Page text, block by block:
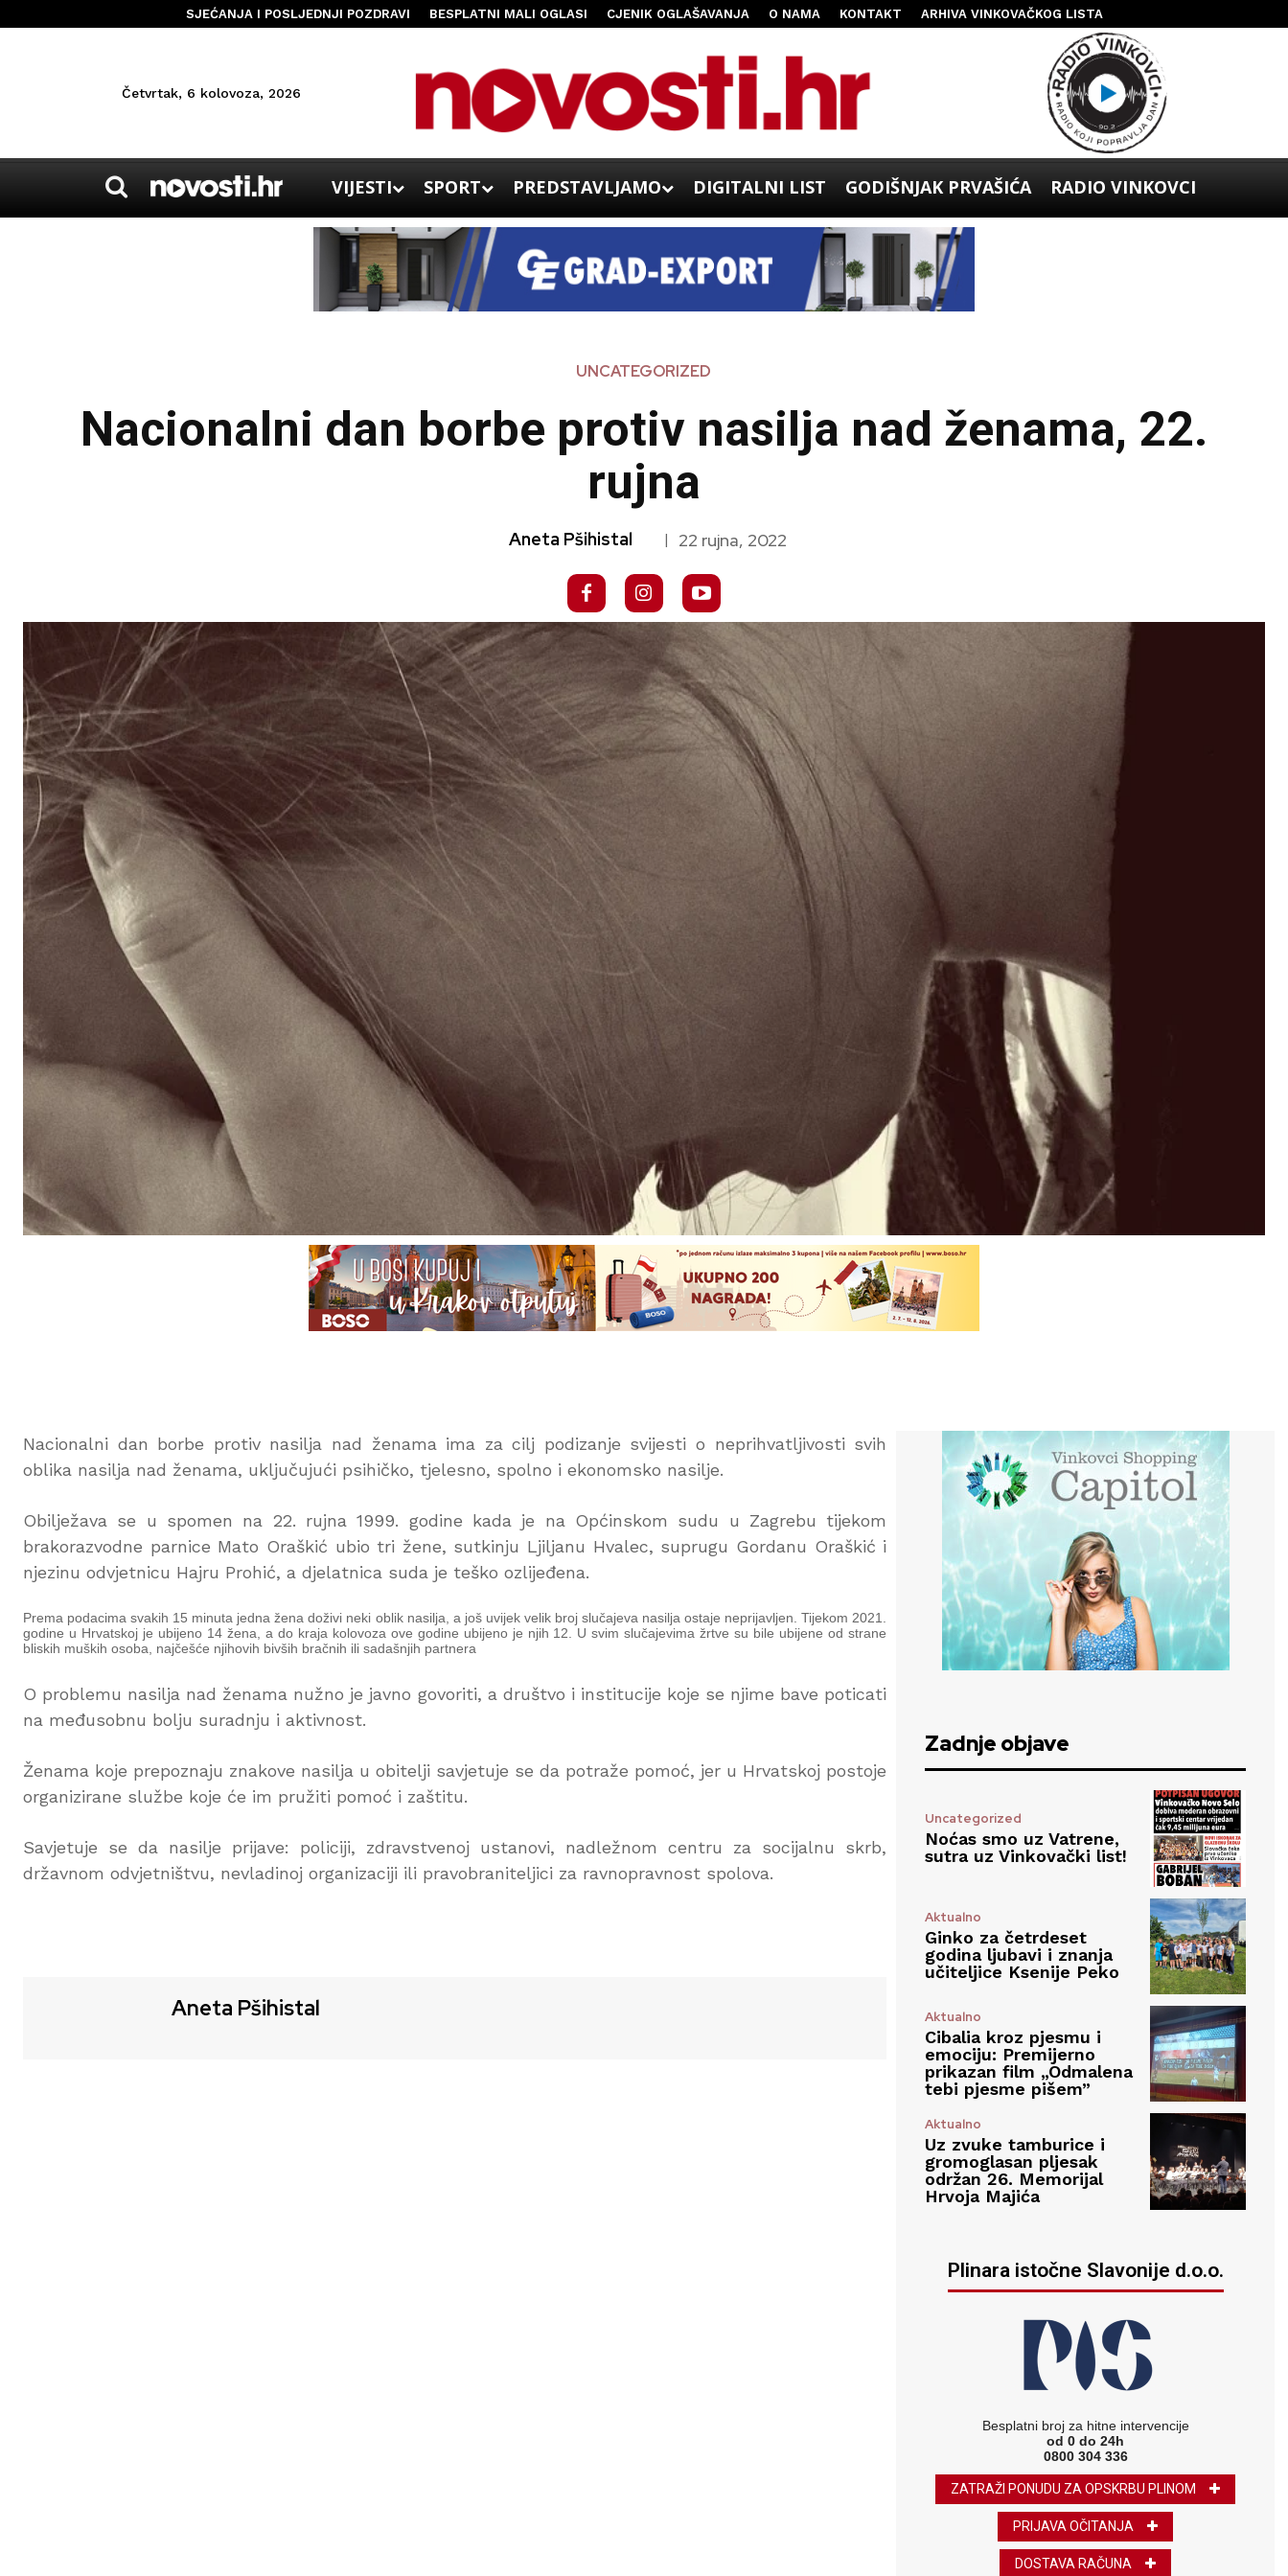
SJEĆANJA I POSLJEDNJI POZDRAVI BESPLATNI MALI OGLASI CJENIK OGLAŠAVANJA O NAMA KONTAKT ARHIVA VINKOVAČKOG LISTA
Četvrtak, 6 kolovoza, 2026
VIJESTI SPORT PREDSTAVLJAMO DIGITALNI LIST GODIŠNJAK PRVAŠIĆA RADIO VINKOVCI
UNCATEGORIZED
Nacionalni dan borbe protiv nasilja nad ženama, 22.
rujna
Aneta Pšihistal | 22 rujna, 2022
Nacionalni dan borbe protiv nasilja nad ženama ima za cilj podizanje svijesti o neprihvatljivosti svih
oblika nasilja nad ženama, uključujući psihičko, tjelesno, spolno i ekonomsko nasilje.
Obilježava se u spomen na 22. rujna 1999. godine kada je na Općinskom sudu u Zagrebu tijekom
brakorazvodne parnice Mato Oraškić ubio tri žene, sutkinju Ljiljanu Hvalec, suprugu Gordanu Oraškić i
njezinu odvjetnicu Hajru Prohić, a djelatnica suda je teško ozlijeđena.
Prema podacima svakih 15 minuta jedna žena doživi neki oblik nasilja, a još uvijek velik broj slučajeva nasilja ostaje neprijavljen. Tijekom 2021.
godine u Hrvatskoj je ubijeno 14 žena, a do kraja kolovoza ove godine ubijeno je njih 12. U svim slučajevima žrtve su bile ubijene od strane
bliskih muških osoba, najčešće njihovih bivših bračnih ili sadašnjih partnera
O problemu nasilja nad ženama nužno je javno govoriti, a društvo i institucije koje se njime bave poticati
na međusobnu bolju suradnju i aktivnost.
Ženama koje prepoznaju znakove nasilja u obitelji savjetuje se da potraže pomoć, jer u Hrvatskoj postoje
organizirane službe koje će im pružiti pomoć i zaštitu.
Savjetuje se da nasilje prijave: policiji, zdravstvenoj ustanovi, nadležnom centru za socijalnu skrb,
državnom odvjetništvu, nevladinoj organizaciji ili pravobraniteljici za ravnopravnost spolova.
Aneta Pšihistal
Zadnje objave
Uncategorized
Noćas smo uz Vatrene,
sutra uz Vinkovački list!
Aktualno
Ginko za četrdeset
godina ljubavi i znanja
učiteljice Ksenije Peko
Aktualno
Cibalia kroz pjesmu i
emociju: Premijerno
prikazan film „Odmalena
tebi pjesme pišem”
Aktualno
Uz zvuke tamburice i
gromoglasan pljesak
održan 26. Memorijal
Hrvoja Majića
Plinara istočne Slavonije d.o.o.
Besplatni broj za hitne intervencije
od 0 do 24h
0800 304 336
ZATRAŽI PONUDU ZA OPSKRBU PLINOM
PRIJAVA OČITANJA
DOSTAVA RAČUNA